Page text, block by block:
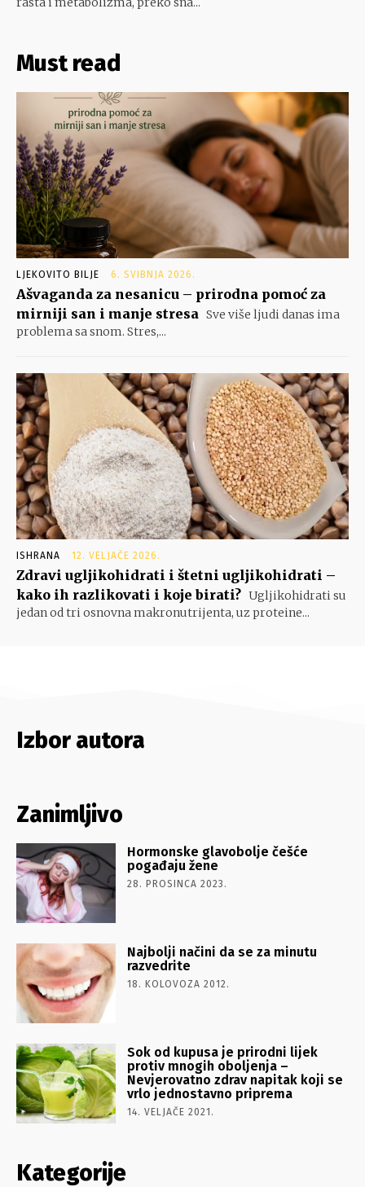
Must read
LJEKOVITO BILJE 6. SVIBNJA 2026.
Ašvaganda za nesanicu – prirodna pomoć za
mirniji san i manje stresa Sve više ljudi danas ima
problema sa snom. Stres,...
ISHRANA 12. VELJAČE 2026.
Zdravi ugljikohidrati i štetni ugljikohidrati –
kako ih razlikovati i koje birati? Ugljikohidrati su
jedan od tri osnovna makronutrijenta, uz proteine...
Izbor autora
Zanimljivo
Hormonske glavobolje češće
pogađaju žene
28. PROSINCA 2023.
Najbolji načini da se za minutu
razvedrite
18. KOLOVOZA 2012.
Sok od kupusa je prirodni lijek
protiv mnogih oboljenja –
Nevjerovatno zdrav napitak koji se
vrlo jednostavno priprema
14. VELJAČE 2021.
Kategorije